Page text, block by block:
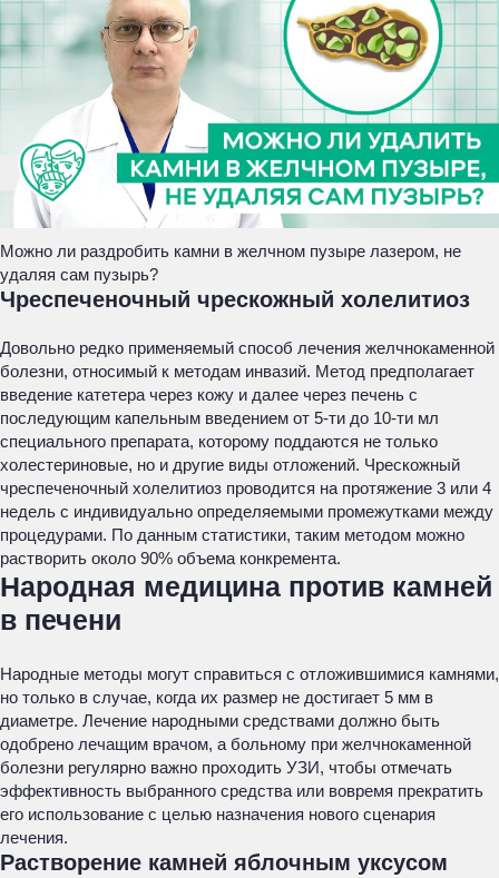
Можно ли раздробить камни в желчном пузыре лазером, не
удаляя сам пузырь?
Чреспеченочный чрескожный холелитиоз
Довольно редко применяемый способ лечения желчнокаменной
болезни, относимый к методам инвазий. Метод предполагает
введение катетера через кожу и далее через печень с
последующим капельным введением от 5-ти до 10-ти мл
специального препарата, которому поддаются не только
холестериновые, но и другие виды отложений. Чрескожный
чреспеченочный холелитиоз проводится на протяжение 3 или 4
недель с индивидуально определяемыми промежутками между
процедурами. По данным статистики, таким методом можно
растворить около 90% объема конкремента.
Народная медицина против камней
в печени
Народные методы могут справиться с отложившимися камнями,
но только в случае, когда их размер не достигает 5 мм в
диаметре. Лечение народными средствами должно быть
одобрено лечащим врачом, а больному при желчнокаменной
болезни регулярно важно проходить УЗИ, чтобы отмечать
эффективность выбранного средства или вовремя прекратить
его использование с целью назначения нового сценария
лечения.
Растворение камней яблочным уксусом